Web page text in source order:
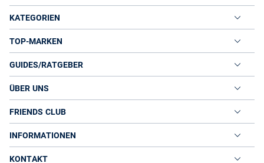
KATEGORIEN
TOP-MARKEN
GUIDES/RATGEBER
ÜBER UNS
FRIENDS CLUB
INFORMATIONEN
KONTAKT